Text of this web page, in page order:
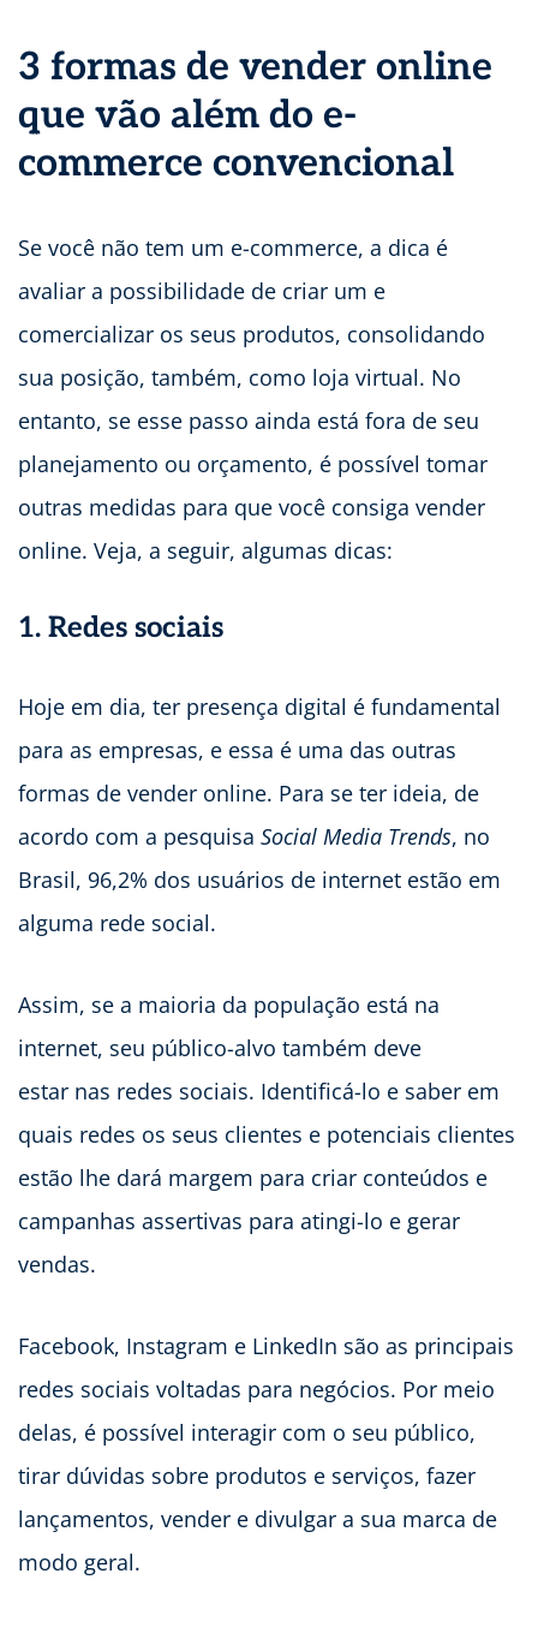
3 formas de vender online
que vão além do e-
commerce convencional
Se você não tem um e-commerce, a dica é
avaliar a possibilidade de criar um e
comercializar os seus produtos, consolidando
sua posição, também, como loja virtual. No
entanto, se esse passo ainda está fora de seu
planejamento ou orçamento, é possível tomar
outras medidas para que você consiga vender
online. Veja, a seguir, algumas dicas:
1. Redes sociais
Hoje em dia, ter presença digital é fundamental
para as empresas, e essa é uma das outras
formas de vender online. Para se ter ideia, de
acordo com a pesquisa Social Media Trends, no
Brasil, 96,2% dos usuários de internet estão em
alguma rede social.
Assim, se a maioria da população está na
internet, seu público-alvo também deve
estar nas redes sociais. Identificá-lo e saber em
quais redes os seus clientes e potenciais clientes
estão lhe dará margem para criar conteúdos e
campanhas assertivas para atingi-lo e gerar
vendas.
Facebook, Instagram e LinkedIn são as principais
redes sociais voltadas para negócios. Por meio
delas, é possível interagir com o seu público,
tirar dúvidas sobre produtos e serviços, fazer
lançamentos, vender e divulgar a sua marca de
modo geral.